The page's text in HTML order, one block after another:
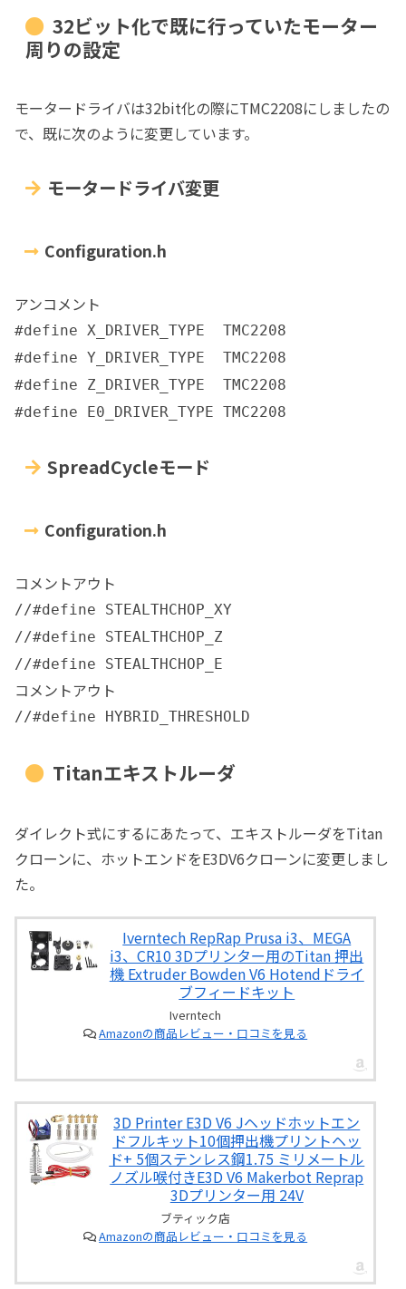
32ビット化で既に行っていたモーター
周りの設定
モータードライバは32bit化の際にTMC2208にしましたの
で、既に次のように変更しています。
モータードライバ変更
Configuration.h
アンコメント
#define X_DRIVER_TYPE TMC2208
#define Y_DRIVER_TYPE TMC2208
#define Z_DRIVER_TYPE TMC2208
#define E0_DRIVER_TYPE TMC2208
SpreadCycleモード
Configuration.h
コメントアウト
//#define STEALTHCHOP_XY
//#define STEALTHCHOP_Z
//#define STEALTHCHOP_E
コメントアウト
//#define HYBRID_THRESHOLD
Titanエキストルーダ
ダイレクト式にするにあたって、エキストルーダをTitan
クローンに、ホットエンドをE3DV6クローンに変更しまし
た。
Iverntech RepRap Prusa i3、MEGA
i3、CR10 3Dプリンター用のTitan 押出
機 Extruder Bowden V6 Hotendドライ
ブフィードキット
Iverntech
Amazonの商品レビュー・口コミを見る
3D Printer E3D V6 Jヘッドホットエン
ドフルキット10個押出機プリントヘッ
ド+ 5個ステンレス鋼1.75 ミリメートル
ノズル喉付きE3D V6 Makerbot Reprap
3Dプリンター用 24V
ブティック店
Amazonの商品レビュー・口コミを見る